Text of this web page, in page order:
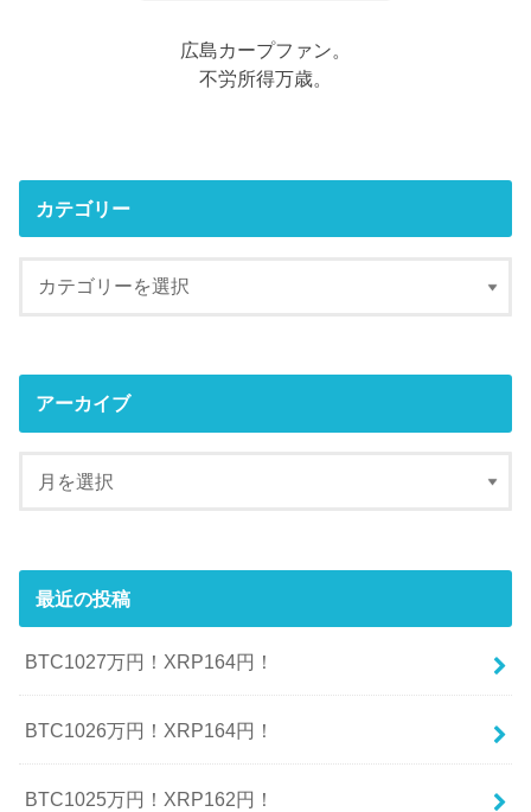
広島カープファン。
不労所得万歳。
カテゴリー
アーカイブ
最近の投稿
BTC1027万円！XRP164円！
BTC1026万円！XRP164円！
BTC1025万円！XRP162円！